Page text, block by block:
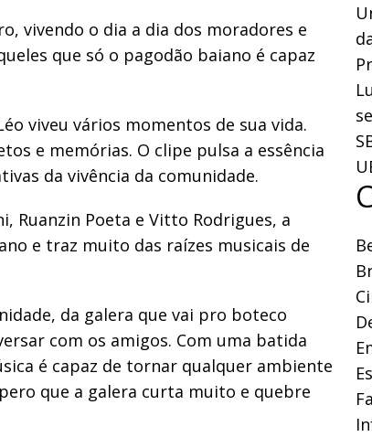
vivendo o dia a dia dos moradores e
que só o pagodão baiano é capaz
viveu vários momentos de sua vida.
e memórias. O clipe pulsa a essência
da vivência da comunidade.
Ruanzin Poeta e Vitto Rodrigues, a
e traz muito das raízes musicais de
da galera que vai pro boteco
com os amigos. Com uma batida
é capaz de tornar qualquer ambiente
que a galera curta muito e quebre